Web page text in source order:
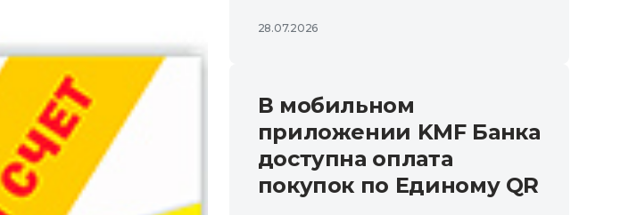
28.07.2026
В мобильном
приложении KMF Банка
доступна оплата
покупок по Единому QR